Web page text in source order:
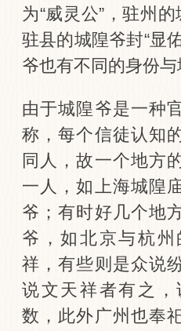
为“威灵公”，驻州的
驻县的城隍爷封“显
爷也有不同的身份与
由于城隍爷是一种
称，每个信徒认知
同人，故一个地方
一人，如上海城隍
爷；有时好几个地
爷，如北京与杭
祥，有些则是众说
说文天祥者有之
数，此外广州也奉